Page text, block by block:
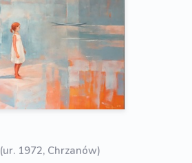
(ur. 1972, Chrzanów)